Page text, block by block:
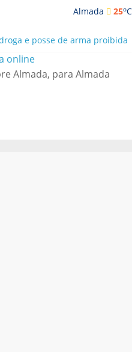
Almada 25oC
e posse de arma proibida
e ensinamentos necessários
e ASAE detectam
“foi um problema de má
Almada, para Almada